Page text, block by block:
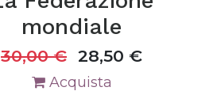
mondiale
30,00€ 28,50 €
Acquista